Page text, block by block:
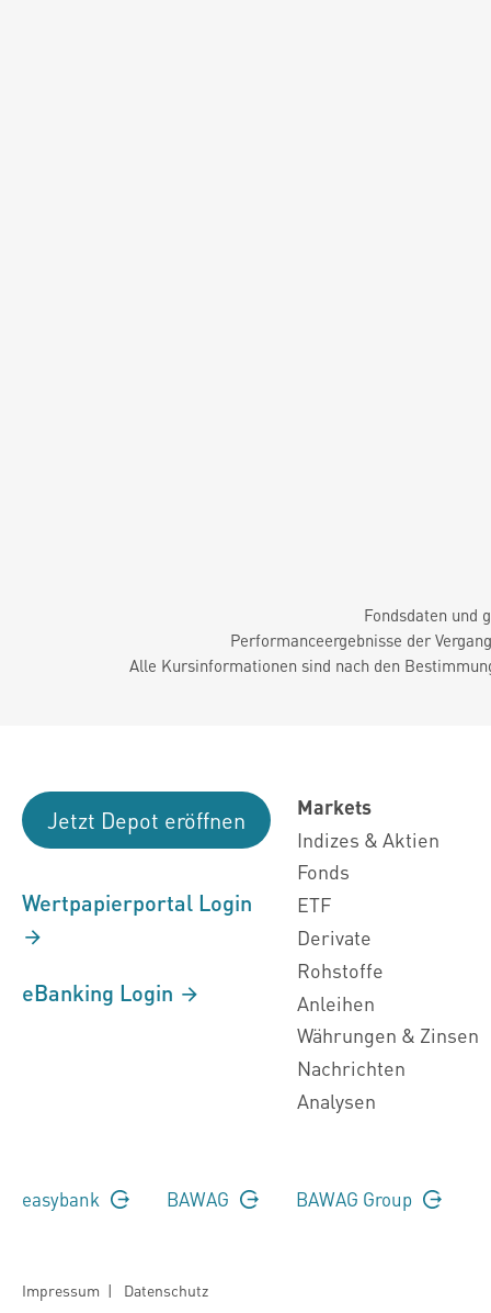
Fondsdaten und
Performanceergebnisse der
Alle Kursinformationen sind nach den
Jetzt Depot eröffnen
Wertpapierportal Login
eBanking Login
Markets
Indizes & Aktien
Fonds
ETF
Derivate
Rohstoffe
Anleihen
Währungen & Zinsen
Nachrichten
Analysen
easybank BAWAG BAWAG Group
Impressum | Datenschutz